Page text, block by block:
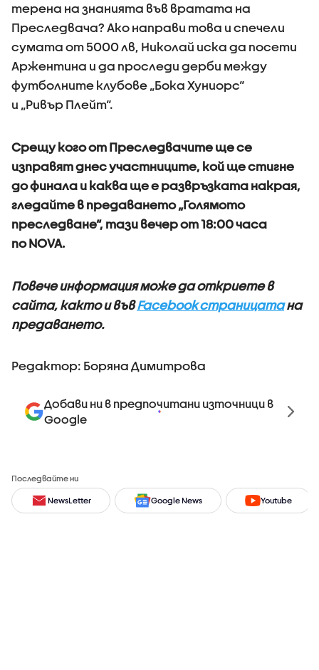
терена на знанията във вратата на
Преследвача? Ако направи това и спечели
сумата от 5000 лв, Николай иска да посети
Аржентина и да проследи дерби между
футболните клубове „Бока Хуниорс“
и „Ривър Плейт“.
Срещу кого от Преследвачите ще се
изправят днес участниците, кой ще стигне
до финала и каква ще е развръзката накрая,
гледайте в предаването „Голямото
преследване“, тази вечер от 18:00 часа
по NOVA.
Повече информация може да откриете в
сайта, както и въвFacebook страницатана
предаването.
Редактор: Боряна Димитрова
Добави ни в предпочитани източници в
Google
Последвайте ни
NewsLetter Google News Youtube